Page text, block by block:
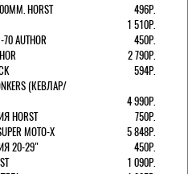
HORST
496Р.
1 510Р.
AUTHOR
450Р.
2 790Р.
594Р.
(КЕВЛАР/
4 990Р.
HORST
750Р.
MOTO-X
5 848Р.
20-29"
450Р.
1 090Р.